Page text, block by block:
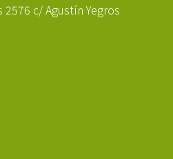
2576 c/ Agustín Yegros